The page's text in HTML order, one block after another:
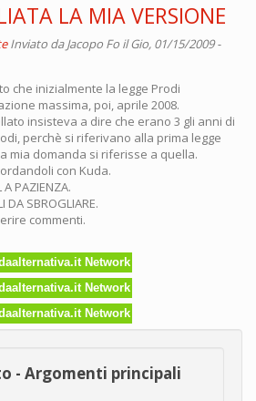
LA MIA VERSIONE
Inviato daJacopo Fo il Gio, 01/15/2009 -
che inizialmente la legge Prodi
massima, poi, aprile 2008.
insisteva a dire che erano 3 gli anni di
perchè si riferivano alla prima legge
mia domanda si riferisse a quella.
con Kuda.
A PAZIENZA.
DA SBROGLIARE.
commenti.
Network
Network
Network
- Argomenti principali